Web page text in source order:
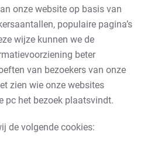
onze website op basis van
populaire pagina’s
wijze kunnen we de
beter
van bezoekers van onze
zien wie onze websites
pc het bezoek plaatsvindt.
de volgende cookies: